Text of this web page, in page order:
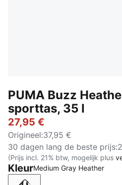
PUMA Buzz
sporttas, 35 l
27,95 €
Origineel:37,95 €
30 dagen lang de beste prijs:
(Prijs incl. 21% btw, mogelijk plus
KleurMedium Gray Heather